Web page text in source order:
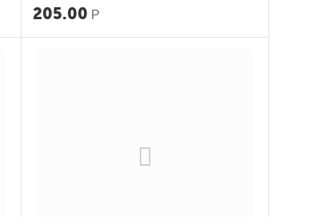
205.00 Р